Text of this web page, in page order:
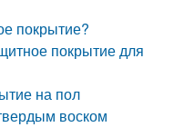
покрытие?
покрытие для
на пол
воском